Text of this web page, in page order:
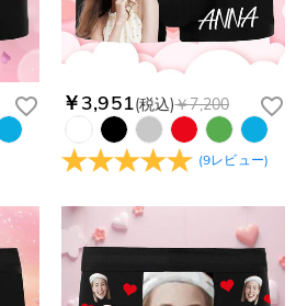
￥3,951(税込)￥7,200
(9レビュー)